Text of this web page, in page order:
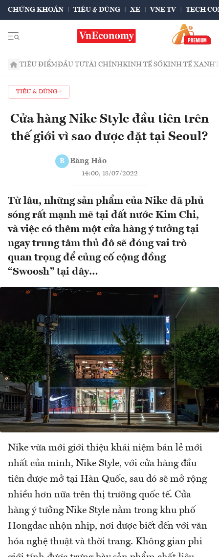
CHỨNG KHOÁN TIÊU & DÙNG XE VNE TV TECH
TIÊU ĐIỂMĐẦU TƯTÀI CHÍNHKINH TẾ SỐKINH TẾ XANH
TIÊU & DÙNG
Cửa hàng Nike Style đầu tiên trên
thế giới vì sao được đặt tại Seoul?
B Băng Hảo
14:00, 18/07/2022
Từ lâu, những sản phẩm của Nike đã phủ
sóng rất mạnh mẽ tại đất nước Kim Chi,
và việc có thêm một cửa hàng ý tưởng tại
ngay trung tâm thủ đô sẽ đóng vai trò
quan trọng để củng cố cộng đồng
“Swoosh” tại đây…
Nike vừa mới giới thiệu khái niệm bán lẻ mới
nhất của mình, Nike Style, với cửa hàng đầu
tiên được mở tại Hàn Quốc, sau đó sẽ mở rộng
nhiều hơn nữa trên thị trường quốc tế. Cửa
hàng ý tưởng Nike Style nằm trong khu phố
Hongdae nhộn nhịp, nơi được biết đến với văn
hóa nghệ thuật và thời trang. Không gian phi